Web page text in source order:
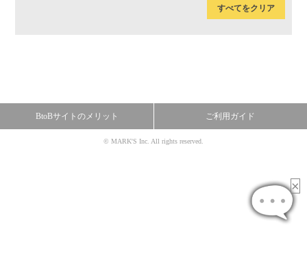
すべてをクリア
BtoBサイトのメリット ご利用ガイド
© MARK'S Inc. All rights reserved.